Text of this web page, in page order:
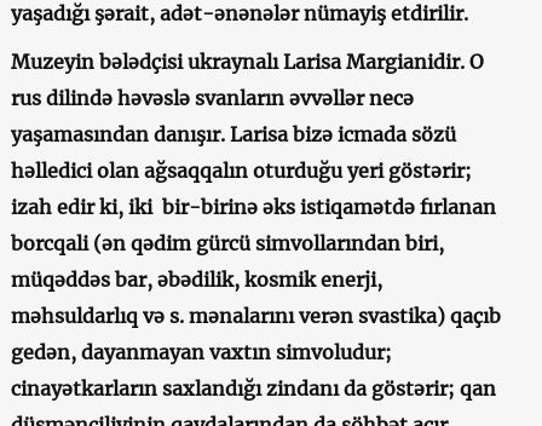
yaşadığı şərait, adət-ənənələr nümayiş etdirilir.
Muzeyin bələdçisi ukraynalı Larisa Margianidir. O
rus dilində həvəslə svanların əvvəllər necə
yaşamasından danışır. Larisa bizə icmada sözü
həlledici olan ağsaqqalın oturduğu yeri göstərir;
izah edir ki, iki bir-birinə əks istiqamətdə fırlanan
borcqali (ən qədim gürcü simvollarından biri,
müqəddəs bar, əbədilik, kosmik enerji,
məhsuldarlıq və s. mənalarını verən svastika) qaçıb
gedən, dayanmayan vaxtın simvoludur;
cinayətkarların saxlandığı zindanı da göstərir; qan